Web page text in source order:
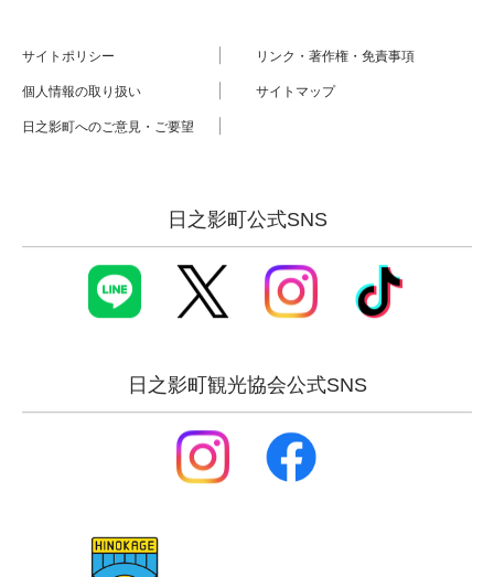
サイトポリシー リンク・著作権・免責事項
個人情報の取り扱い サイトマップ
日之影町へのご意見・ご要望
日之影町公式SNS
日之影町観光協会公式SNS